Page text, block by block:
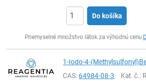
Do košíka
Priemyselné množstvo látok za výhodnú cenu
1-Iodo-4-
CAS:64984-08-3 Kat. č.: